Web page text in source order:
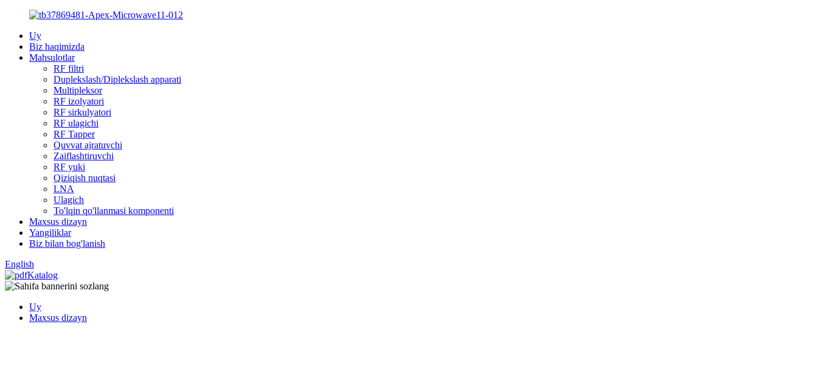
Uy
Biz haqimizda
Mahsulotlar
RF filtri
Duplekslash/Diplekslash apparati
Multipleksor
RF izolyatori
RF sirkulyatori
RF ulagichi
RF Tapper
Quvvat ajratuvchi
Zaiflashtiruvchi
RF yuki
Qiziqish nuqtasi
LNA
Ulagich
To'lqin qo'llanmasi komponenti
Maxsus dizayn
Yangiliklar
Biz bilan bog'lanish
English
Katalog
Uy
Maxsus dizayn